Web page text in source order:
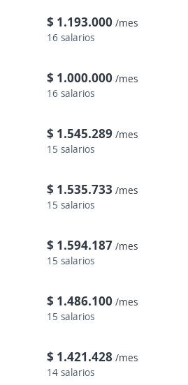
$ 1.193.000 /mes
16 salarios
$ 1.000.000 /mes
16 salarios
$ 1.545.289 /mes
15 salarios
$ 1.535.733 /mes
15 salarios
$ 1.594.187 /mes
15 salarios
$ 1.486.100 /mes
15 salarios
$ 1.421.428 /mes
14 salarios